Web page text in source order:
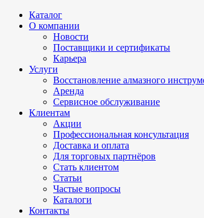
Каталог
О компании
Новости
Поставщики и сертификаты
Карьера
Услуги
Восстановление алмазного
Аренда
Сервисное обслуживание
Клиентам
Акции
Профессиональная консультация
Доставка и оплата
Для торговых партнёров
Стать клиентом
Статьи
Частые вопросы
Каталоги
Контакты